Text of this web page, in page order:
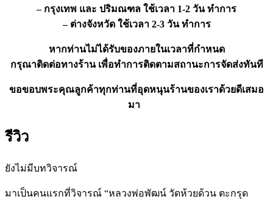
– กรุงเทพ และ ปริมณฑล ใช้เวลา 1-2 วัน ทำการ
– ต่างจังหวัด ใช้เวลา 2-3 วัน ทำการ
หากท่านไม่ได้รับของภายในเวลาที่กำหนด
กรุณาติดต่อทางร้าน เพื่อทำการติดตามสถานะการจัดส่งทันที
ขอขอบพระคุณลูกค้าทุกท่านที่อุดหนุนร้านของเราด้วยดีเสมอ
มา
รีวิว
ยังไม่มีบทวิจารณ์
มาเป็นคนแรกที่วิจารณ์ “หลวงพ่อพัฒน์ วัดห้วยด้วน ตะกรุด